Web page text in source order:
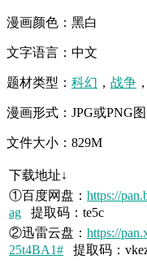
漫画颜色：黑白
文字语言：中文
题材类型： 科幻 ， 战争 ，
漫画形式：JPG或PNG
文件大小：829M
下载地址↓
①百度网盘： https://
ag 提取码：te5c
②迅雷云盘： https://
25t4BA1# 提取码：